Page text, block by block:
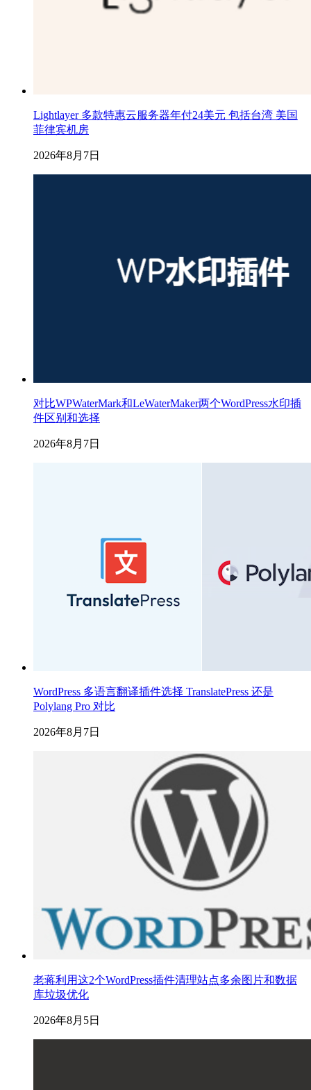
Lightlayer 多款特惠云服务器年付24美元 包括台湾 美国
菲律宾机房
2026年8月7日
对比WPWaterMark和LeWaterMaker两个WordPress水印插
件区别和选择
2026年8月7日
WordPress 多语言翻译插件选择 TranslatePress 还是
Polylang Pro 对比
2026年8月7日
老蒋利用这2个WordPress插件清理站点多余图片和数据
库垃圾优化
2026年8月5日